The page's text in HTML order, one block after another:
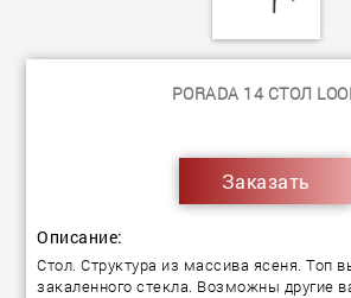
PORADA 14 СТОЛ
Заказать
Описание:
Стол. Структура из массива ясеня. Топ
закаленного стекла. Возможны другие